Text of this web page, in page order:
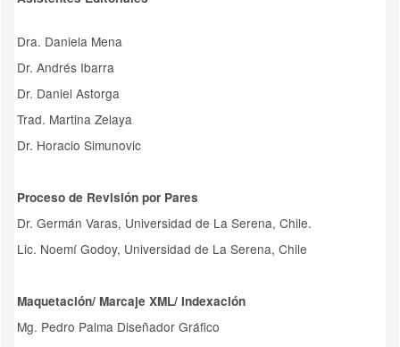
Dra. Daniela Mena
Dr. Andrés Ibarra
Dr. Daniel Astorga
Trad. Martina Zelaya
Dr. Horacio Simunovic
Proceso de Revisión por Pares
Dr. Germán Varas, Universidad de La Serena, Chile.
Lic. Noemí Godoy, Universidad de La Serena, Chile
Maquetación/ Marcaje XML/ Indexación
Mg. Pedro Palma Diseñador Gráfico